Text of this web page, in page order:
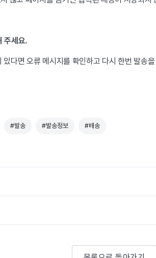
주세요.
있다면 오류 메시지를 확인하고 다시 한번 발송
#발송 #발송정보 #배송